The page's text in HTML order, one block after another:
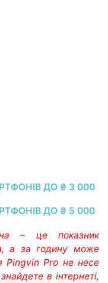
ДО ₴ 3 000
ДО ₴ 5 000
– це показник
а за годину може
Pingvin Pro не несе
в інтернеті,